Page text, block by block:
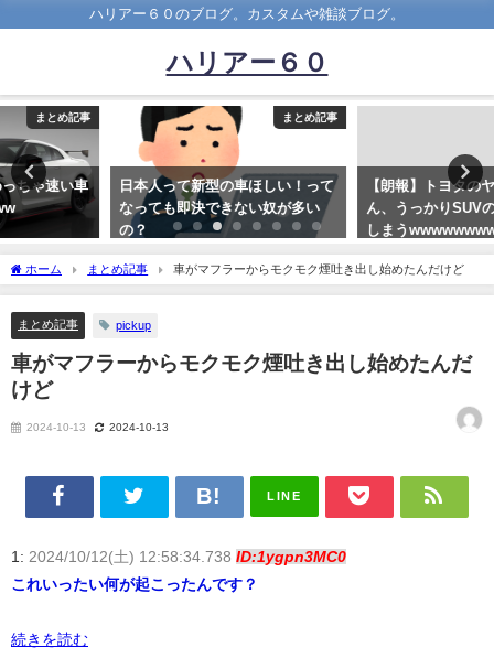
ハリアー６０のブログ。カスタムや雑談ブログ。
ハリアー６０
まとめ記事
日本人って新型の車ほしい！って
なっても即決できない奴が多い
【朗報】トヨタのヤリスクロスさ
ん、うっかりSUVの天下を取って
しまうwwwwwwwwwww
ホーム まとめ記事 車がマフラーからモクモク煙吐き出し始めたんだけど
まとめ記事 pickup
車がマフラーからモクモク煙吐き出し始めたんだ
けど
2024-10-13 2024-10-13
LINE
1: 2024/10/12(土) 12:58:34.738 ID:1ygpn3MC0
これいったい何が起こったんです？
続きを読む